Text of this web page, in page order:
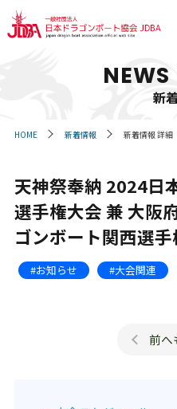
新
HOME 新着情報 新着情報 詳細
天神祭奉納 2024日
選手権大会 兼 大阪
ゴンボート関西選
#お知らせ #大会関連
前へ